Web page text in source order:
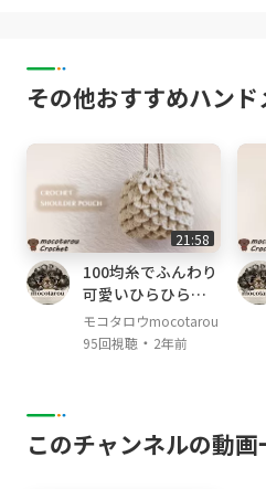
その他おすすめハン
21:58
100均糸でふんわり
可愛いひらひら模
様の巾着ポーチの
編み方。かぎ針編
モコタロウmocotarou
95回視聴・ 2年前
このチャンネルの動画